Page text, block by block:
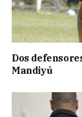
Dos
Mandiyú